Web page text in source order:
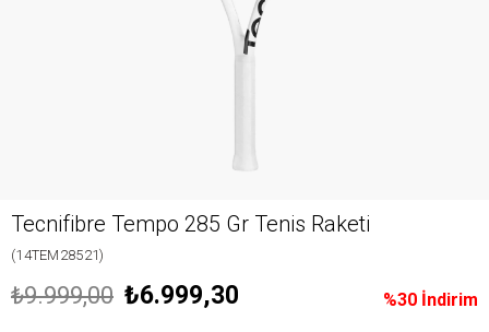
Tecnifibre Tempo 285 Gr Tenis Raketi
(14TEM28521)
%30 İndirim
₺9.999,00 ₺6.999,30